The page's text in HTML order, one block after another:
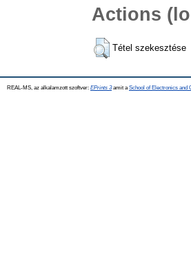
Actions
Tétel szekesztése
REAL-MS, az alkalamzott szoftver: EPrints 3amit a School of Electronics and